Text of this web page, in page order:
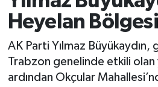
Heyelan
AK Parti Yılmaz
Trabzon genelinde etkili olan
ardından Okçular
Süper Lig Puan Durumu ve
Son Dakika Haberleri